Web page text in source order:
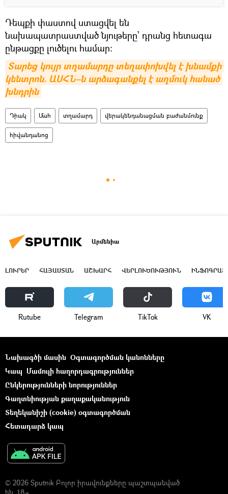
Դեպքի փաստով ստացվել են
նախապատրաստված նյութերը՝ դրանց հետագա
ընթացքը լուծելու համար:
Տարեց կույր տղամարդը տեղափոխվել է խնամքի
կենտրոն. ԱՍՀՆ–ն արձագանքել է աղմուկ հանած
խնդրին
Դիակ Մահ տղամարդ վերակենդանացման բաժանմունք
հիվանդանոց
Արմենիա
ԼՈՒՐԵՐ ՀԱՅԱՍՏԱՆ ԱՇԽԱՐՀ ՎԵՐԼՈՒԾՈՒԹՅՈՒՆ
Rutube Telegram ТikТоk VK
Նախագծի մասին Օգտագործման կանոնները
Կապ Մամուլի հաղորդագրություններ
Ընկերությունների նորություններ
Գաղտնիության քաղաքականություն
Տեղեկանիշի (cookie) օգտագործման
Հետադարձ կապ
© 2026 Sputnik Բոլոր իրավունքները պաշտպանված